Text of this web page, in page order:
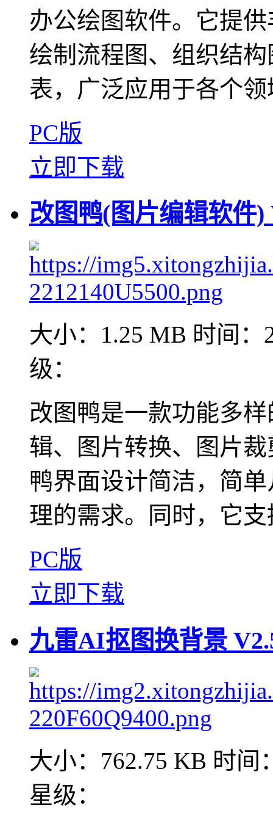
办公绘图软件。它提
绘制流程图、组织结
表，广泛应用于各个
PC版
立即下载
改图鸭(图片编辑软件)
大小：1.25 MB 时间：
级：
改图鸭是一款功能多
辑、图片转换、图片
鸭界面设计简洁，简
理的需求。同时，它
PC版
立即下载
九雷AI抠图换背景
大小：762.75 KB 时间
星级：